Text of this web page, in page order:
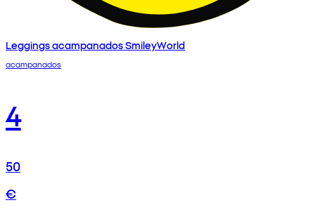
Leggings acampanados SmileyWorld
acampanados
4
50
€